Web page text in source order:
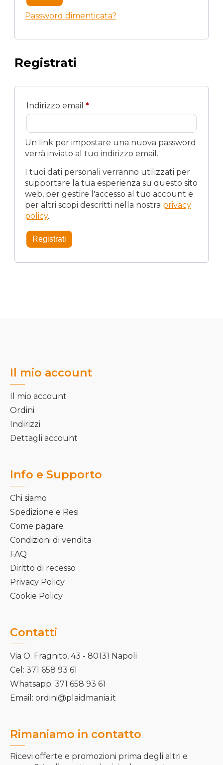
Password dimenticata?
Registrati
Indirizzo email *Richiesto
Un link per impostare una nuova password
verrà inviato al tuo indirizzo email.
I tuoi dati personali verranno utilizzati per
supportare la tua esperienza su questo sito
web, per gestire l'accesso al tuo account e
per altri scopi descritti nella nostra privacy
policy.
Registrati
Il mio account
Il mio account
Ordini
Indirizzi
Dettagli account
Info e Supporto
Chi siamo
Spedizione e Resi
Come pagare
Condizioni di vendita
FAQ
Diritto di recesso
Privacy Policy
Cookie Policy
Contatti
Via O. Fragnito, 43 - 80131 Napoli
Cel: 371 658 93 61
Whatsapp: 371 658 93 61
Email: ordini@plaidmania.it
Rimaniamo in contatto
Ricevi offerte e promozioni prima degli altri e